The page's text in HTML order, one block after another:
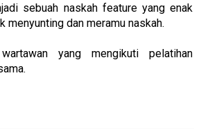
sebuah naskah feature yang enak
menyunting dan meramu naskah.
yang mengikuti pelatihan